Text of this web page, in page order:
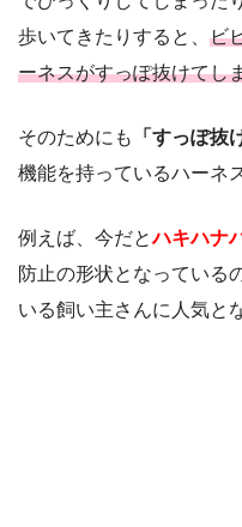
歩いてきたりすると、 ビ
ーネスがすっぽ抜けてし
そのためにも 「すっぽ抜
機能を持っているハーネ
例えば、今だとハキハナ
防止の形状となっている
いる飼い主さんに人気と